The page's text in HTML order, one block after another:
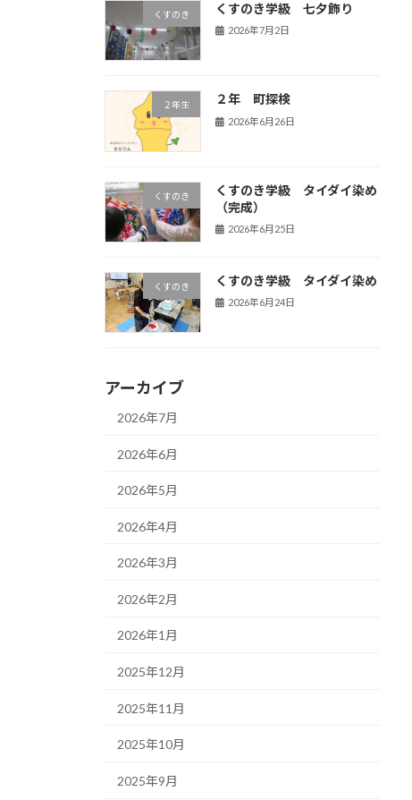
くすのき くすのき学級 七夕飾り
2026年7月2日
２年生 ２年 町探検
2026年6月26日
くすのき
くすのき学級 タイダイ染め
（完成）
2026年6月25日
くすのき くすのき学級 タイダイ染め
2026年6月24日
アーカイブ
2026年7月
2026年6月
2026年5月
2026年4月
2026年3月
2026年2月
2026年1月
2025年12月
2025年11月
2025年10月
2025年9月